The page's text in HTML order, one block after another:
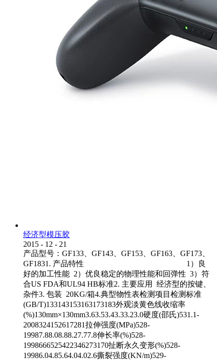
经济型模压胶
2015 - 12 - 21
产品型号：GF133、GF143、GF153、GF163、GF173、
GF1831. 产品特性 1）良
好的加工性能 2）优良稳定的物理性能和回弹性 3）符
合US FDA和UL94 HB标准2. 主要应用 经济型的按键、
杂件3. 包装 20KG/箱4.典型物性表检测项目检测标准
(GB/T)133143153163173183外观淡黄色线收缩率
(%)130mm×130mm3.63.53.43.33.23.0硬度(邵氏)531.1-
2008324152617281拉伸强度(MPa)528-
19987.88.08.88.27.77.8伸长率(%)528-
1998666525422346273170扯断永久变形(%)528-
19986.04.85.64.04.02.6撕裂强度(KN/m)529-